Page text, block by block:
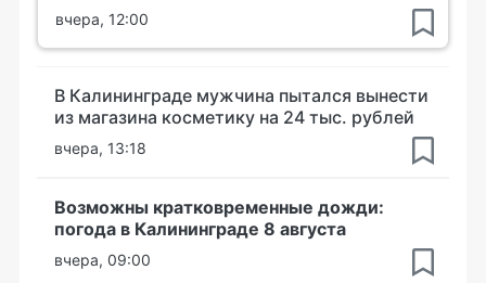
вчера, 12:00
В Калининграде мужчина пытался вынести
из магазина косметику на 24 тыс. рублей
вчера, 13:18
Возможны кратковременные дожди:
погода в Калининграде 8 августа
вчера, 09:00